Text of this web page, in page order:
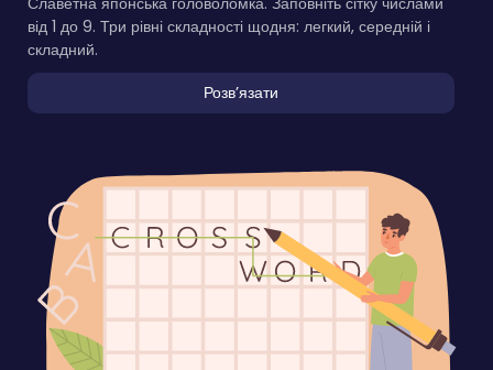
від 1 до 9. Три рівні складності щодня: легкий, середній і
складний.
Розвʼязати